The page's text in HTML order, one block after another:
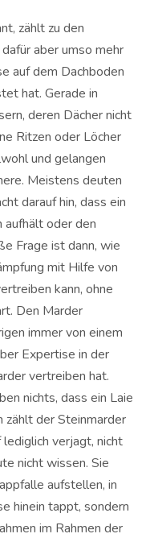
zählt zu den
aber umso mehr
auf dem Dachboden
hat. Gerade in
deren Dächer nicht
Ritzen oder Löcher
und gelangen
Meistens deuten
darauf hin, dass ein
aufhält oder den
Frage ist dann, wie
mit Hilfe von
kann, ohne
Den Marder
immer von einem
Expertise in der
vertreiben hat.
nichts, dass ein Laie
zählt der Steinmarder
verjagt, nicht
nicht wissen. Sie
aufstellen, in
hinein tappt, sondern
im Rahmen der